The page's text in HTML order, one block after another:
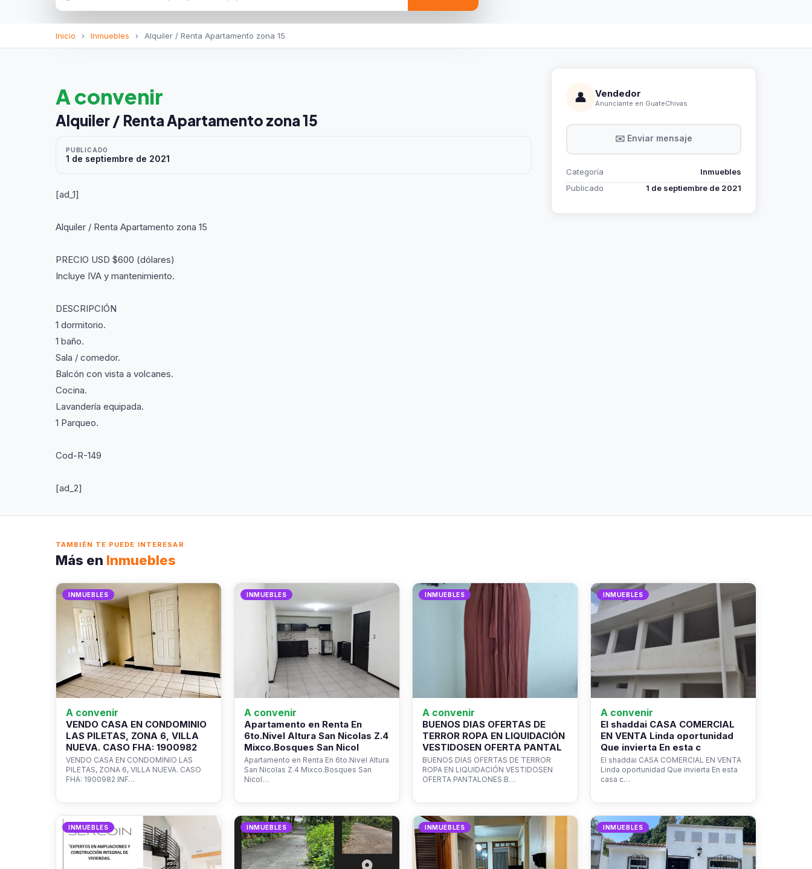
Inicio › Inmuebles › Alquiler / Renta Apartamento zona 15
A convenir
Alquiler / Renta Apartamento zona 15
PUBLICADO
1 de septiembre de 2021
[ad_1]
Alquiler / Renta Apartamento zona 15
PRECIO USD $600 (dólares)
Incluye IVA y mantenimiento.
DESCRIPCIÓN
1 dormitorio.
1 baño.
Sala / comedor.
Balcón con vista a volcanes.
Cocina.
Lavandería equipada.
1 Parqueo.
Cod-R-149
[ad_2]
👤 Vendedor
Anunciante en GuateChivas
✉️ Enviar mensaje
Categoría
Inmuebles
Publicado
1 de septiembre de 2021
TAMBIÉN TE PUEDE INTERESAR
Más en Inmuebles
INMUEBLES
A convenir
VENDO CASA EN CONDOMINIO
LAS PILETAS, ZONA 6, VILLA
NUEVA. CASO FHA: 1900982
VENDO CASA EN CONDOMINIO LAS
PILETAS, ZONA 6, VILLA NUEVA. CASO
FHA: 1900982 INF…
INMUEBLES
A convenir
Apartamento en Renta En
6to.Nivel Altura San Nicolas Z.4
Mixco.Bosques San Nicol
Apartamento en Renta En 6to.Nivel Altura
San Nicolas Z.4 Mixco.Bosques San
Nicol…
INMUEBLES
A convenir
BUENOS DIAS OFERTAS DE
TERROR ROPA EN LIQUIDACIÓN
VESTIDOSEN OFERTA PANTAL
BUENOS DIAS OFERTAS DE TERROR
ROPA EN LIQUIDACIÓN VESTIDOSEN
OFERTA PANTALONES B…
INMUEBLES
A convenir
El shaddai CASA COMERCIAL
EN VENTA Linda oportunidad
Que invierta En esta c
El shaddai CASA COMERCIAL EN VENTA
Linda oportunidad Que invierta En esta
casa c…
INMUEBLES INMUEBLES INMUEBLES INMUEBLES